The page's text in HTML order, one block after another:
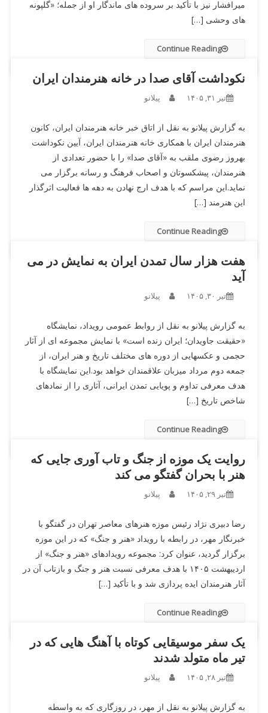
میرافشار نیز با تأکید بر سروده های ماندگار او از جمله؛ «گلپونه
های وحشی […]
Continue Reading
نکوداشت آقای صدا در خانه هنرمندان ایران
تیر ۳۱, ۱۴۰۵ پیلانو
به گزارش پیلانو به نقل از اتاق خبر خانه هنرمندان ایران، کانون
هنرمندان ایران با همکاری خانه هنرمندان ایران، آیین نکوداشت
بهروز رضوی ملقب به «آقای صدا» را با حضور تعدادی از
هنرمندان، پیشکسوتان و اصحاب فرهنگ و رسانه برگزار می
نماید.این مراسم که با هدف ارج نهادن به دهه ها فعالیت اثرگذار
این هنرمند […]
Continue Reading
هفت هزار سال تمدن ایران به نمایش در می
آید
تیر ۳۰, ۱۴۰۵ پیلانو
به گزارش پیلانو به نقل از روابط عمومی رویداد، نمایشگاه
«حقیقت جاویدان؛ ایران زنده است» با نمایش مجموعه ای از آثار
حجمی و عکسهایی از دوره های مختلف تاریخ و هنر ایران، از
جمعه دوم مرداد میزبان علاقمندان خواهد بود.این نمایشگاه با
هدف معرفی تداوم و پویایی تمدن ایرانی، آثاری را از نمادهای
شاخص تاریخ […]
Continue Reading
روایت یک موزه از جنگ و تاب آوری جایی که
هنر با بحران گفتگو می کند
تیر ۲۹, ۱۴۰۵ پیلانو
رضا دبیری نژاد رئیس موزه هنرهای معاصر تهران در گفتگو با
خبرنگار مهر، در رابطه با رویداد «هنر و جنگ» که در این موزه
برگزار گردید، عنوان کرد: مجموعه رویدادهای «هنر و جنگ» از
اردیبهشت ۱۴۰۵ با هدف معرفی نسبت هنر و جنگ و بازتاب آن در
آثار هنرمندان ایده پردازی شد و با تأکید […]
Continue Reading
یک سفر موسیقایی کوتاه با آهنگ هایی که در
تیر ماه متولد شدند
تیر ۲۸, ۱۴۰۵ پیلانو
به گزارش پیلانو به نقل از مهر، در روزگاری که به واسطه